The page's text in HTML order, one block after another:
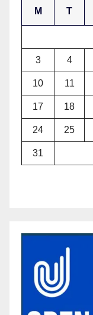
M T
3 4
10 11
17 18
24 25
31